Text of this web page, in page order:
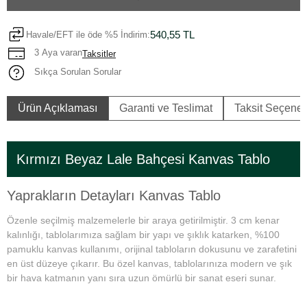
Havale/EFT ile öde %5 İndirim:540,55 TL
3 Aya varanTaksitler
Sıkça Sorulan Sorular
Ürün Açıklaması Garanti ve Teslimat Taksit
Kırmızı Beyaz Lale Bahçesi Kanvas Tablo
Yaprakların Detayları Kanvas Tablo
Özenle seçilmiş malzemelerle bir araya getirilmiştir. 3 cm kenar
kalınlığı, tablolarımıza sağlam bir yapı ve şıklık katarken, %100
pamuklu kanvas kullanımı, orijinal tabloların dokusunu ve zarafetini
en üst düzeye çıkarır. Bu özel kanvas, tablolarınıza modern ve şık
bir hava katmanın yanı sıra uzun ömürlü bir sanat eseri sunar.